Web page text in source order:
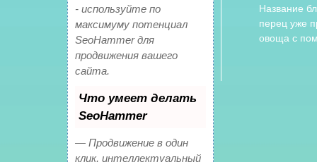
- используйте по
максимуму потенциал
SeoHammer для
продвижения вашего
сайта.
Что умеет делать
SeoHammer
— Продвижение в один
клик, интеллектуальный
Название
перец уже
овоща с